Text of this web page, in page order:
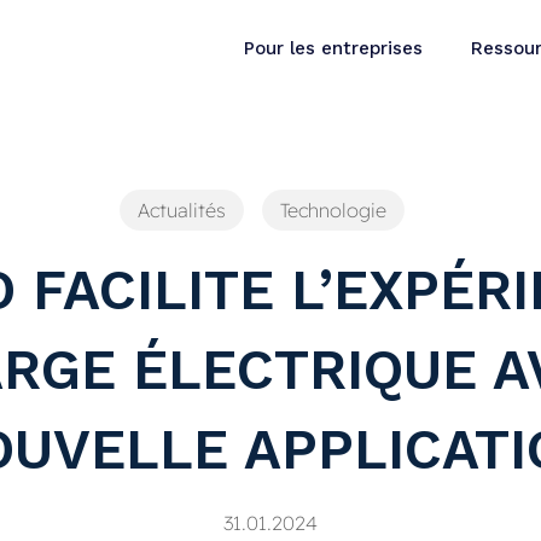
Pour les entreprises
Actualités Technologie
FACILITE
ÉLECTRIQUE
31.01.2024